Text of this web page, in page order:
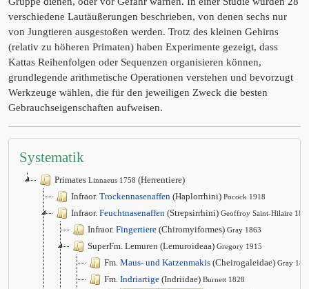
verschiedene Lautäußerungen beschrieben, von denen sechs nur
von Jungtieren ausgestoßen werden. Trotz des kleinen Gehirns
(relativ zu höheren Primaten) haben Experimente gezeigt, dass
Kattas Reihenfolgen oder Sequenzen organisieren können,
grundlegende arithmetische Operationen verstehen und bevorzugt
Werkzeuge wählen, die für den jeweiligen Zweck die besten
Gebrauchseigenschaften aufweisen.
Systematik
Primates Linnaeus 1758 (Herrentiere)
Infraor. Trockennasenaffen (Haplorrhini) Pocock 1918
Infraor. Feuchtnasenaffen (Strepsirrhini) Geoffroy Saint-Hilaire
Infraor. Fingertiere (Chiromyiformes) Gray 1863
SuperFm. Lemuren (Lemuroideaa) Gregory 1915
Fm. Maus- und Katzenmakis (Cheirogaleidae) Gray
Fm. Indriartige (Indriidae) Burnett 1828